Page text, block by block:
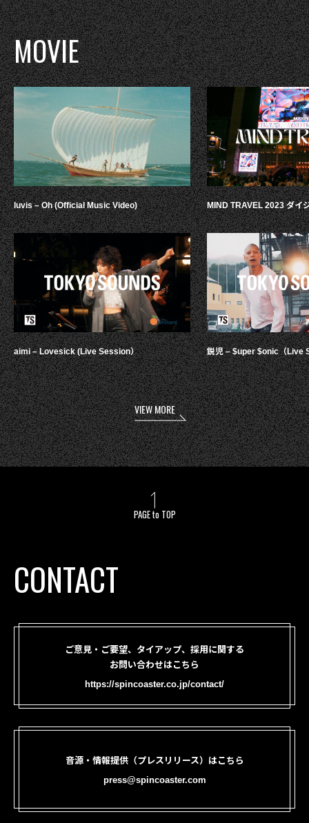
MOVIE
luvis – Oh (Official Music Video)
aimi – Lovesick (Live Session）
MIND TRAVEL 2023 ダイ
鋭児 – $uper $onic（Live
VIEW MORE
PAGE to TOP
CONTACT
ご意見・ご要望、タイアップ、採用に関する
お問い合わせはこちら
https://spincoaster.co.jp/contact/
音源・情報提供（プレスリリース）はこちら
press@spincoaster.com